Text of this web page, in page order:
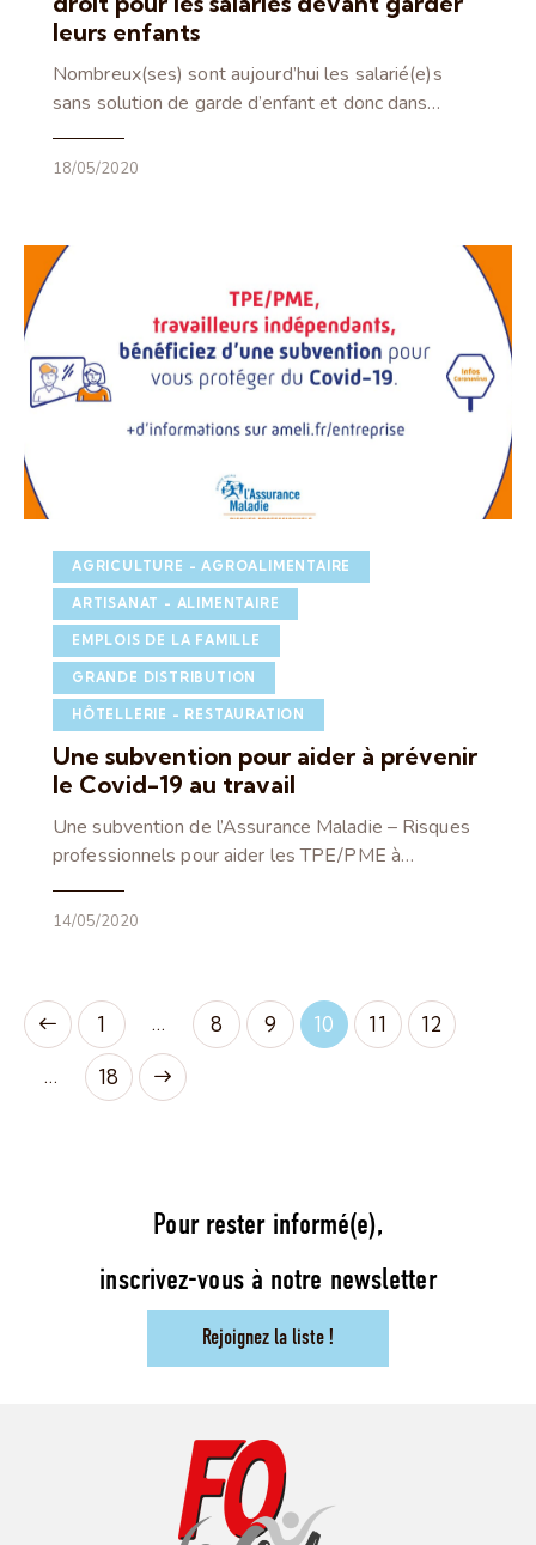
leurs enfants
Nombreux(ses) sont aujourd’hui les salarié(e)s
sans solution de garde d’enfant et donc dans…
18/05/2020
AGRICULTURE - AGROALIMENTAIRE
ARTISANAT - ALIMENTAIRE
EMPLOIS DE LA FAMILLE
GRANDE DISTRIBUTION
HÔTELLERIE - RESTAURATION
Une subvention pour aider à prévenir
le Covid-19 au travail
Une subvention de l’Assurance Maladie – Risques
professionnels pour aider les TPE/PME à…
14/05/2020
1 … 8 9 10 11 12
… 18
>
Pour rester informé(e),
inscrivez-vous à notre newsletter
Rejoignez la liste !